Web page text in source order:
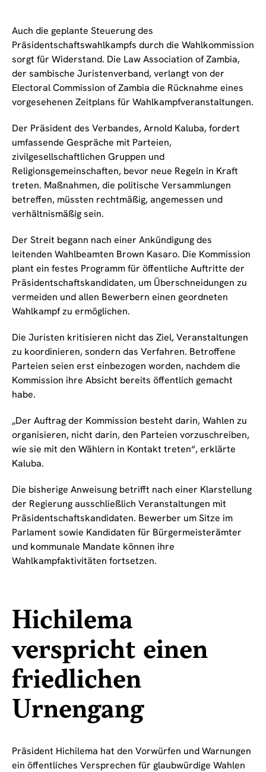
Auch die geplante Steuerung des
Präsidentschaftswahlkampfs durch die Wahlkommission
sorgt für Widerstand. Die Law Association of Zambia,
der sambische Juristenverband, verlangt von der
Electoral Commission of Zambia die Rücknahme eines
vorgesehenen Zeitplans für Wahlkampfveranstaltungen.
Der Präsident des Verbandes, Arnold Kaluba, fordert
umfassende Gespräche mit Parteien,
zivilgesellschaftlichen Gruppen und
Religionsgemeinschaften, bevor neue Regeln in Kraft
treten. Maßnahmen, die politische Versammlungen
betreffen, müssten rechtmäßig, angemessen und
verhältnismäßig sein.
Der Streit begann nach einer Ankündigung des
leitenden Wahlbeamten Brown Kasaro. Die Kommission
plant ein festes Programm für öffentliche Auftritte der
Präsidentschaftskandidaten, um Überschneidungen zu
vermeiden und allen Bewerbern einen geordneten
Wahlkampf zu ermöglichen.
Die Juristen kritisieren nicht das Ziel, Veranstaltungen
zu koordinieren, sondern das Verfahren. Betroffene
Parteien seien erst einbezogen worden, nachdem die
Kommission ihre Absicht bereits öffentlich gemacht
habe.
„Der Auftrag der Kommission besteht darin, Wahlen zu
organisieren, nicht darin, den Parteien vorzuschreiben,
wie sie mit den Wählern in Kontakt treten“, erklärte
Kaluba.
Die bisherige Anweisung betrifft nach einer Klarstellung
der Regierung ausschließlich Veranstaltungen mit
Präsidentschaftskandidaten. Bewerber um Sitze im
Parlament sowie Kandidaten für Bürgermeisterämter
und kommunale Mandate können ihre
Wahlkampfaktivitäten fortsetzen.
Hichilema
verspricht einen
friedlichen
Urnengang
Präsident Hichilema hat den Vorwürfen und Warnungen
ein öffentliches Versprechen für glaubwürdige Wahlen